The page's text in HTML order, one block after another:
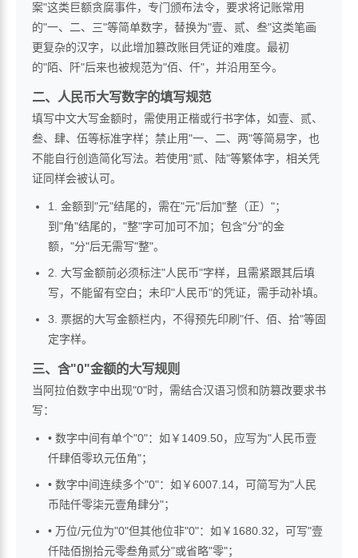
案"这类巨额贪腐事件，专门颁布法令，要求将记账常用
的"一、二、三"等简单数字，替换为"壹、贰、叁"这类笔画
更复杂的汉字，以此增加篡改账目凭证的难度。最初
的"陌、阡"后来也被规范为"佰、仟"，并沿用至今。
二、人民币大写数字的填写规范
填写中文大写金额时，需使用正楷或行书字体，如壹、贰、
叁、肆、伍等标准字样；禁止用"一、二、两"等简易字，也
不能自行创造简化写法。若使用"贰、陆"等繁体字，相关凭
证同样会被认可。
1. 金额到"元"结尾的，需在"元"后加"整（正）"；
到"角"结尾的，"整"字可加可不加；包含"分"的金
额，"分"后无需写"整"。
2. 大写金额前必须标注"人民币"字样，且需紧跟其后填
写，不能留有空白；未印"人民币"的凭证，需手动补填。
3. 票据的大写金额栏内，不得预先印刷"仟、佰、拾"等固
定字样。
三、含"0"金额的大写规则
当阿拉伯数字中出现"0"时，需结合汉语习惯和防篡改要求书
写：
• 数字中间有单个"0"：如￥1409.50，应写为"人民币壹
仟肆佰零玖元伍角"；
• 数字中间连续多个"0"：如￥6007.14，可简写为"人民
币陆仟零柒元壹角肆分"；
• 万位/元位为"0"但其他位非"0"：如￥1680.32，可写"壹
仟陆佰捌拾元零叁角贰分"或省略"零"；